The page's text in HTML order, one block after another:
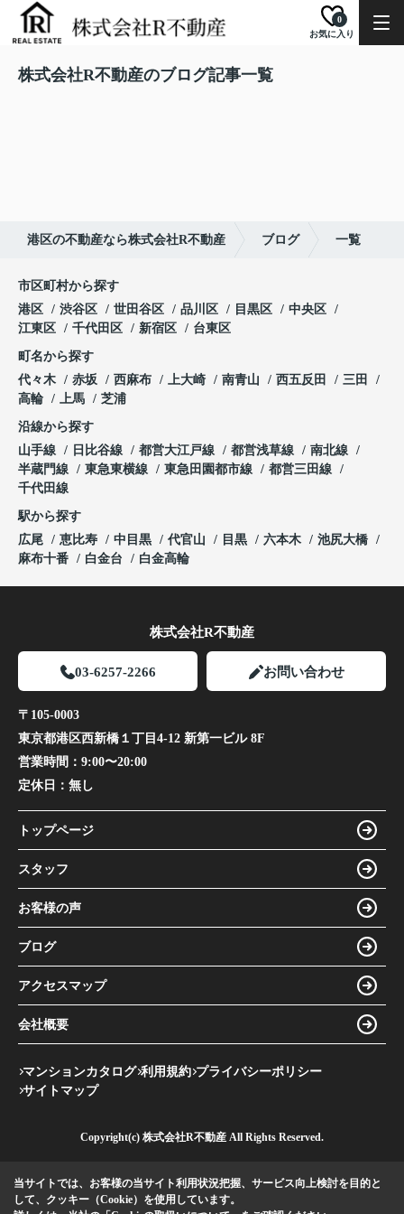
お気に入り
0
株式会社R不動産のブログ記事一覧
港区の不動産なら株式会社R不動産 ブログ 一覧
市区町村から探す
港区
渋谷区 世田谷区 品川区 目黒区
中央区
江東区
千代田区 新宿区 台東区
町名から探す
代々木
赤坂 西麻布 上大崎 南青山 西五反田
三田
高輪
上馬 芝浦
沿線から探す
山手線
日比谷線 都営大江戸線 都営浅草線
南北線
半蔵門線
東急東横線 東急田園都市線
都営三田線
千代田線
駅から探す
広尾
恵比寿 中目黒 代官山 目黒 六本木
池尻大橋
麻布十番
白金台 白金高輪
株式会社R不動産
03-6257-2266 お問い合わせ
〒105-0003
東京都港区西新橋１丁目4-12 新第一ビル 8F
営業時間： 9:00〜20:00
定休日： 無し
トップページ
スタッフ
お客様の声
ブログ
アクセスマップ
会社概要
マンションカタログ 利用規約 プライバシーポリシー
サイトマップ
Copyright(c) 株式会社R不動産 All Rights Reserved.
当サイトでは、お客様の当サイト利用状況把握、サービス向上検討を目的と
して、クッキー（Cookie）を使用しています。